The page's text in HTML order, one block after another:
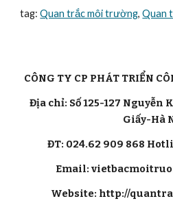
tag: Quan trắc môi trường, Quan
CÔNG TY CP PHÁT TRIỂN
Địa chỉ: Số 125-127 Nguyễn
Giấy-Hà
ĐT: 024.62 909 868
Email:
Website: http://